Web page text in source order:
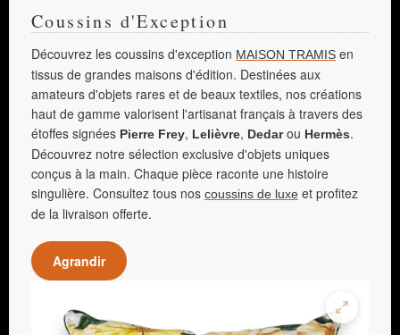
Coussins d'Exception
Découvrez les coussins d'exception MAISON TRAMIS en
tissus de grandes maisons d'édition. Destinées aux
amateurs d'objets rares et de beaux textiles, nos créations
haut de gamme valorisent l'artisanat français à travers des
étoffes signées Pierre Frey, Lelièvre, Dedarou Hermès.
Découvrez notre sélection exclusive d'objets uniques
conçus à la main. Chaque pièce raconte une histoire
singulière. Consultez tous nos coussins de luxe et profitez
de la livraison offerte.
Agrandir